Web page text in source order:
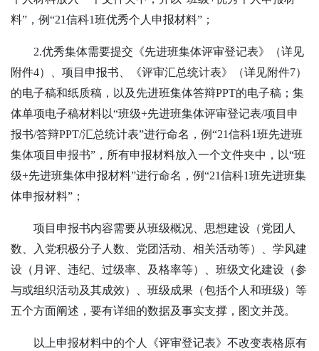
料”，例“21信科1班优秀个人申报材料”；
2.优秀集体需要提交《先进班集体评审登记表》（详见
附件4）、项目申报书、《评审汇总统计表》（详见附件7）
的电子稿和纸质稿，以及先进班集体答辩PPT的电子稿；集
体单项电子稿材料以“班级+先进班集体评审登记表/项目申
报书/答辩PPT/汇总统计表”进行命名，例“21信科1班先进班
集体项目申报书”，所有申报材料放入一个文件夹中，以“班
级+先进班集体申报材料”进行命名，例“21信科1班先进班集
体申报材料”；
项目申报书内容需要从班级概况、思想建设（党团人
数、入党积极分子人数、党团活动、相关活动等）、学风建
设（月评、违纪、过级率、及格率等）、班级文化建设（参
与或组织活动及其成效）、班级成果（包括个人和班级）等
五个方面阐述，要有详细的数据及事实支撑，图文并茂。
以上申报材料中的个人《评审登记表》不改变表格原有